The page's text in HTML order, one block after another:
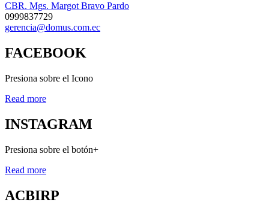
CBR. Mgs. Margot Bravo Pardo
0999837729
gerencia@domus.com.ec
FACEBOOK
Presiona sobre el Icono
Read more
INSTAGRAM
Presiona sobre el botón+
Read more
ACBIRP